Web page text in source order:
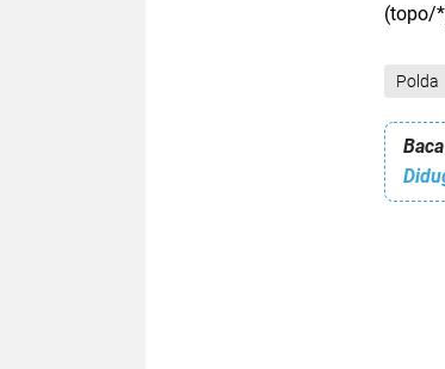
(topo/
Polda